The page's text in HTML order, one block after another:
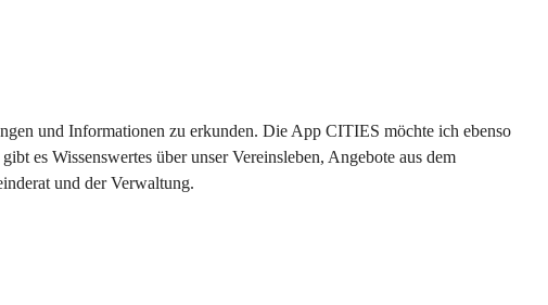
und Informationen zu erkunden. Die App CITIES möchte ich ebenso
es Wissenswertes über unser Vereinsleben, Angebote aus dem
und der Verwaltung.